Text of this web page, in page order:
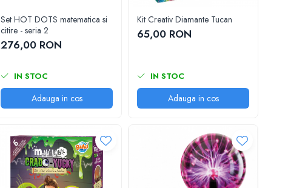
Set HOT DOTS matematica si
citire - seria 2
276,00 RON
IN STOC
Adauga in cos
Kit Creativ Diamante Tucan
65,00 RON
IN STOC
Adauga in cos